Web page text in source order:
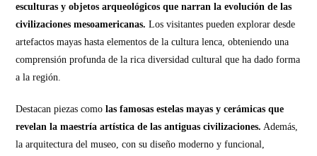
esculturas y objetos arqueológicos que narran la evolución de las
civilizaciones mesoamericanas. Los visitantes pueden explorar desde
artefactos mayas hasta elementos de la cultura lenca, obteniendo una
comprensión profunda de la rica diversidad cultural que ha dado forma
a la región.
Destacan piezas como las famosas estelas mayas y cerámicas que
revelan la maestría artística de las antiguas civilizaciones. Además,
la arquitectura del museo, con su diseño moderno y funcional,